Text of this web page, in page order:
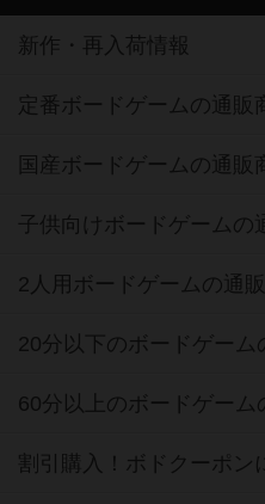
新作・再入荷情報
定番ボードゲームの通販
国産ボードゲームの通販
子供向けボードゲームの
2人用ボードゲームの通
20分以下のボードゲーム
60分以上のボードゲーム
割引購入！ボドクーポン